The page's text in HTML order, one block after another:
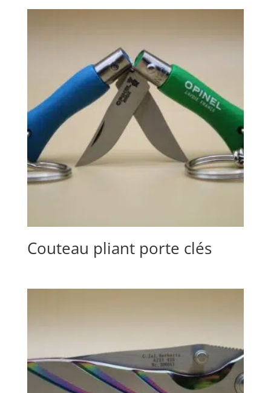
Couteau pliant porte clés